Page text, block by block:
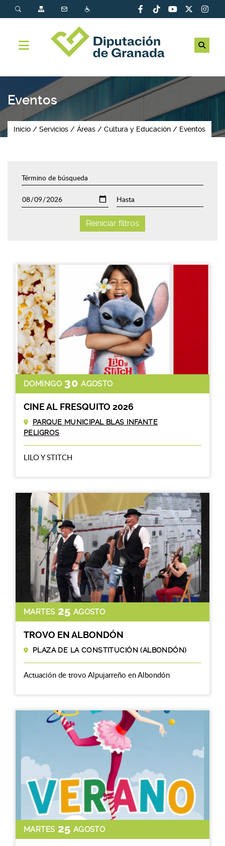
Eventos
Inicio Servicios Áreas Cultura y Educación Eventos
Reiniciar filtros
DOMINGO 30 AGOSTO
PARQUE MUNICIPAL BLAS INFANTE
PELIGROS
CINE AL FRESQUITO 2026
LILO Y STITCH
MARTES 25 AGOSTO
PLAZA DE LA CONSTITUCIÓN (ALBONDÓN)
TROVO EN ALBONDÓN
Actuación de trovo Alpujarreño en Albondón
MARTES 25 AGOSTO